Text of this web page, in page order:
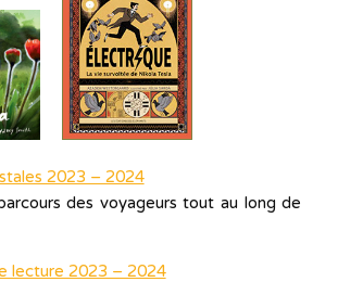
2023 – 2024
des voyageurs tout au long de
lecture 2023 – 2024